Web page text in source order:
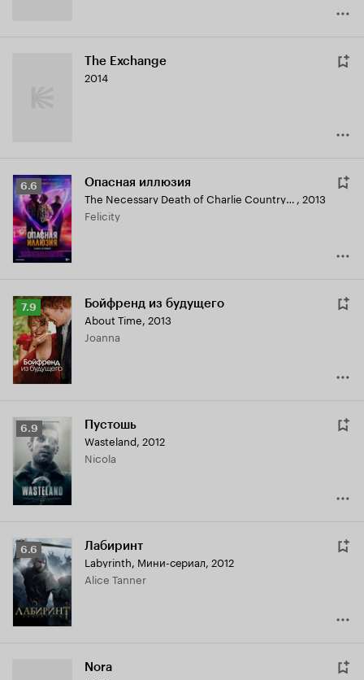
The Exchange
2014
Рейтинг
Кинопоиска
6.6
6.6 Опасная иллюзия
The Necessary Death of Charlie Countryman , 2013
Felicity
Рейтинг
Кинопоиска
7.9
7.9 Бойфренд из будущего
About Time, 2013
Joanna
Рейтинг
Кинопоиска
6.9
6.9 Пустошь
Wasteland, 2012
Nicola
Рейтинг
Кинопоиска
6.6
6.6 Лабиринт
Labyrinth, Мини-сериал, 2012
Alice Tanner
Nora